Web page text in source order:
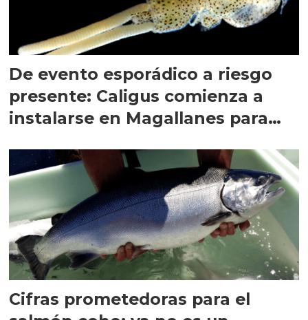
De evento esporádico a riesgo
presente: Caligus comienza a
instalarse en Magallanes para
Cifras prometedoras para el